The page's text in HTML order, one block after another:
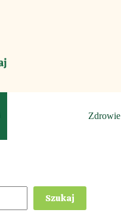
Zdrowie
Szukaj